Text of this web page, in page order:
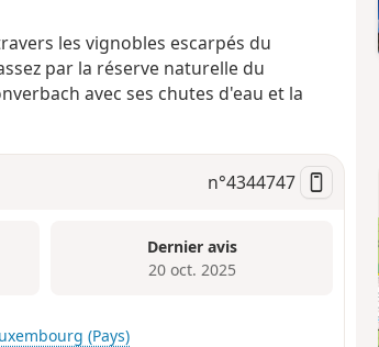
les vignobles escarpés du
par la réserve naturelle du
avec ses chutes d'eau et la
n°4344747
Dernier avis
20 oct. 2025
(Pays)